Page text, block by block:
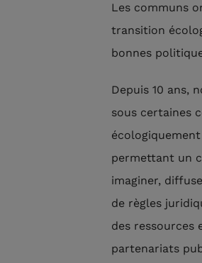
Les communs
transition
bonnes
Depuis 10 ans,
sous certaines
permettant un
imaginer,
de règles
des ressources
partenariats